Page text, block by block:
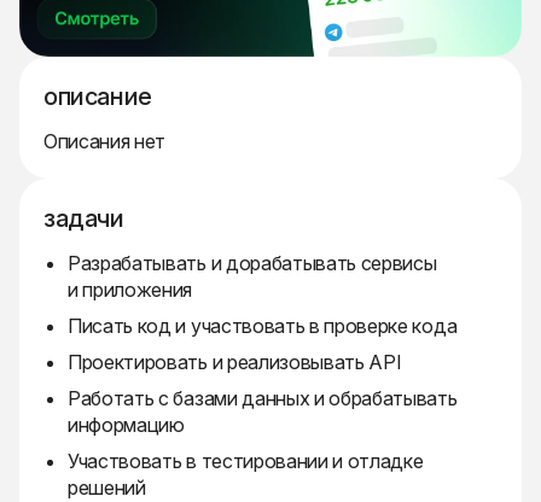
описание
Описания нет
задачи
Разрабатывать и дорабатывать сервисы
и приложения
Писать код и участвовать в проверке кода
Проектировать и реализовывать API
Работать с базами данных и обрабатывать
информацию
Участвовать в тестировании и отладке
решений